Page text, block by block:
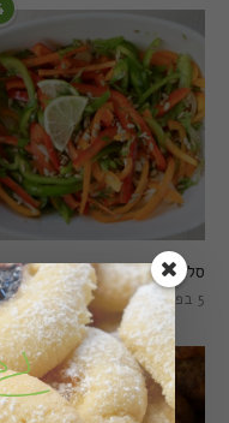
סלט פלפלים טרי וצבעוני
5 בפברואר 2021